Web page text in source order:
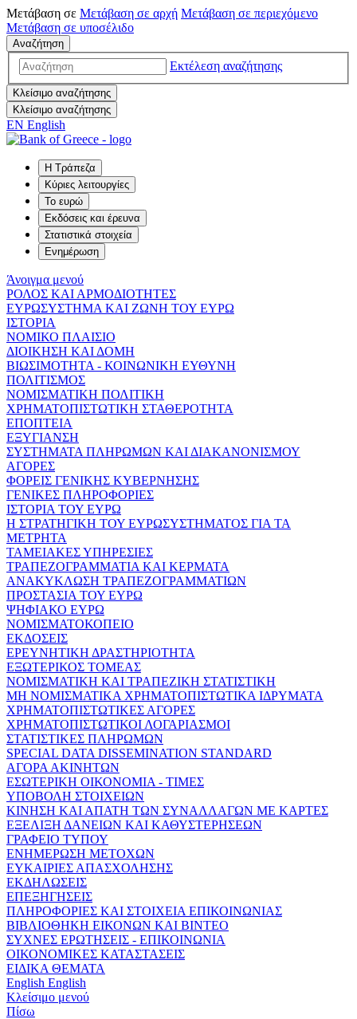
Μετάβαση σε Μετάβαση σε αρχή Μετάβαση σε περιεχόμενο
Μετάβαση σε υποσέλιδο
Αναζήτηση
Εκτέλεση αναζήτησης
Κλείσιμο αναζήτησης
Κλείσιμο αναζήτησης
EN English
Η Τράπεζα
Κύριες λειτουργίες
Το ευρώ
Εκδόσεις και έρευνα
Στατιστικά στοιχεία
Ενημέρωση
Άνοιγμα μενού
ΡΟΛΟΣ ΚΑΙ ΑΡΜΟΔΙΟΤΗΤΕΣ
ΕΥΡΩΣΥΣΤΗΜΑ ΚΑΙ ΖΩΝΗ ΤΟΥ ΕΥΡΩ
ΙΣΤΟΡΙΑ
ΝΟΜΙΚΟ ΠΛΑΙΣΙΟ
ΔΙΟΙΚΗΣΗ ΚΑΙ ΔΟΜΗ
ΒΙΩΣΙΜΟΤΗΤΑ - ΚΟΙΝΩΝΙΚΗ ΕΥΘΥΝΗ
ΠΟΛΙΤΙΣΜΟΣ
ΝΟΜΙΣΜΑΤΙΚΗ ΠΟΛΙΤΙΚΗ
ΧΡΗΜΑΤΟΠΙΣΤΩΤΙΚΗ ΣΤΑΘΕΡΟΤΗΤΑ
ΕΠΟΠΤΕΙΑ
ΕΞΥΓΙΑΝΣΗ
ΣΥΣΤΗΜΑΤΑ ΠΛΗΡΩΜΩΝ ΚΑΙ ΔΙΑΚΑΝΟΝΙΣΜΟΥ
ΑΓΟΡΕΣ
ΦΟΡΕΙΣ ΓΕΝΙΚΗΣ ΚΥΒΕΡΝΗΣΗΣ
ΓΕΝΙΚΕΣ ΠΛΗΡΟΦΟΡΙΕΣ
ΙΣΤΟΡΙΑ ΤΟΥ ΕΥΡΩ
Η ΣΤΡΑΤΗΓΙΚΗ ΤΟΥ ΕΥΡΩΣΥΣΤΗΜΑΤΟΣ ΓΙΑ ΤΑ
ΜΕΤΡΗΤΑ
ΤΑΜΕΙΑΚΕΣ ΥΠΗΡΕΣΙΕΣ
ΤΡΑΠΕΖΟΓΡΑΜΜΑΤΙΑ ΚΑΙ ΚΕΡΜΑΤΑ
ΑΝΑΚΥΚΛΩΣΗ ΤΡΑΠΕΖΟΓΡΑΜΜΑΤΙΩΝ
ΠΡΟΣΤΑΣΙΑ ΤΟΥ ΕΥΡΩ
ΨΗΦΙΑΚΟ ΕΥΡΩ
ΝΟΜΙΣΜΑΤΟΚΟΠΕΙΟ
ΕΚΔΟΣΕΙΣ
ΕΡΕΥΝΗΤΙΚΗ ΔΡΑΣΤΗΡΙΟΤΗΤΑ
ΕΞΩΤΕΡΙΚΟΣ ΤΟΜΕΑΣ
ΝΟΜΙΣΜΑΤΙΚΗ ΚΑΙ ΤΡΑΠΕΖΙΚΗ ΣΤΑΤΙΣΤΙΚΗ
ΜΗ ΝΟΜΙΣΜΑΤΙΚΑ ΧΡΗΜΑΤΟΠΙΣΤΩΤΙΚΑ ΙΔΡΥΜΑΤΑ
ΧΡΗΜΑΤΟΠΙΣΤΩΤΙΚΕΣ ΑΓΟΡΕΣ
ΧΡΗΜΑΤΟΠΙΣΤΩΤΙΚΟΙ ΛΟΓΑΡΙΑΣΜΟΙ
ΣΤΑΤΙΣΤΙΚΕΣ ΠΛΗΡΩΜΩΝ
SPECIAL DATA DISSEMINATION STANDARD
ΑΓΟΡΑ ΑΚΙΝΗΤΩΝ
ΕΣΩΤΕΡΙΚΗ ΟΙΚΟΝΟΜΙΑ - ΤΙΜΕΣ
ΥΠΟΒΟΛΗ ΣΤΟΙΧΕΙΩΝ
ΚΙΝΗΣΗ ΚΑΙ ΑΠΑΤΗ ΤΩΝ ΣΥΝΑΛΛΑΓΩΝ ΜΕ ΚΑΡΤΕΣ
ΕΞΕΛΙΞΗ ΔΑΝΕΙΩΝ ΚΑΙ ΚΑΘΥΣΤΕΡΗΣΕΩΝ
ΓΡΑΦΕΙΟ ΤΥΠΟΥ
ΕΝΗΜΕΡΩΣΗ ΜΕΤΟΧΩΝ
ΕΥΚΑΙΡΙΕΣ ΑΠΑΣΧΟΛΗΣΗΣ
ΕΚΔΗΛΩΣΕΙΣ
ΕΠΕΞΗΓΗΣΕΙΣ
ΠΛΗΡΟΦΟΡΙΕΣ ΚΑΙ ΣΤΟΙΧΕΙΑ ΕΠΙΚΟΙΝΩΝΙΑΣ
ΒΙΒΛΙΟΘΗΚΗ ΕΙΚΟΝΩΝ ΚΑΙ ΒΙΝΤΕΟ
ΣΥΧΝΕΣ ΕΡΩΤΗΣΕΙΣ - ΕΠΙΚΟΙΝΩΝΙΑ
ΟΙΚΟΝΟΜΙΚΕΣ ΚΑΤΑΣΤΑΣΕΙΣ
ΕΙΔΙΚΑ ΘΕΜΑΤΑ
English English
Κλείσιμο μενού
Πίσω